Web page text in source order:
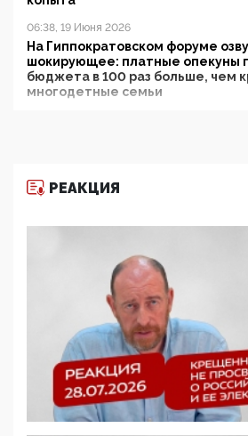
06:38, 19 Июня 2026
На Гиппократовском форуме
шокирующее: платные опекуны
бюджета в 100 раз больше, чем
многодетные семьи
11:53, 09 Июня 2026
деятельность ИИТО ЮНЕСКО в
цифроглобалисты продолжают
повестку в образовании
09:43, 01 Июня 2026
5G за счет здоровья граждан:
отобрать у регионов и
защищать жилые дома и
05:58, 26 Мая 2026
Роскомнадзор освободили от
деструктивным и опасным
РЕАКЦИЯ